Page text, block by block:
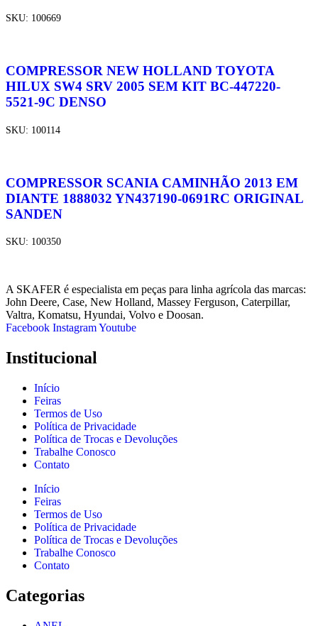
SKU: 100669
COMPRESSOR NEW HOLLAND TOYOTA
HILUX SW4 SRV 2005 SEM KIT BC-447220-
5521-9C DENSO
SKU: 100114
COMPRESSOR SCANIA CAMINHÃO 2013 EM
DIANTE 1888032 YN437190-0691RC ORIGINAL
SANDEN
SKU: 100350
A SKAFER é especialista em peças para linha agrícola das marcas:
John Deere, Case, New Holland, Massey Ferguson, Caterpillar,
Valtra, Komatsu, Hyundai, Volvo e Doosan.
Facebook InstagramYoutube
Institucional
Início
Feiras
Termos de Uso
Política de Privacidade
Política de Trocas e Devoluções
Trabalhe Conosco
Contato
Início
Feiras
Termos de Uso
Política de Privacidade
Política de Trocas e Devoluções
Trabalhe Conosco
Contato
Categorias